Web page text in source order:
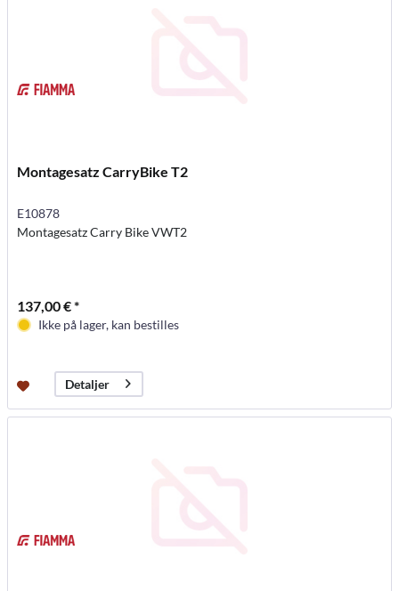
Montagesatz CarryBike T2
E10878
Montagesatz Carry Bike VWT2
137,00 € *
Ikke på lager, kan bestilles
Detaljer